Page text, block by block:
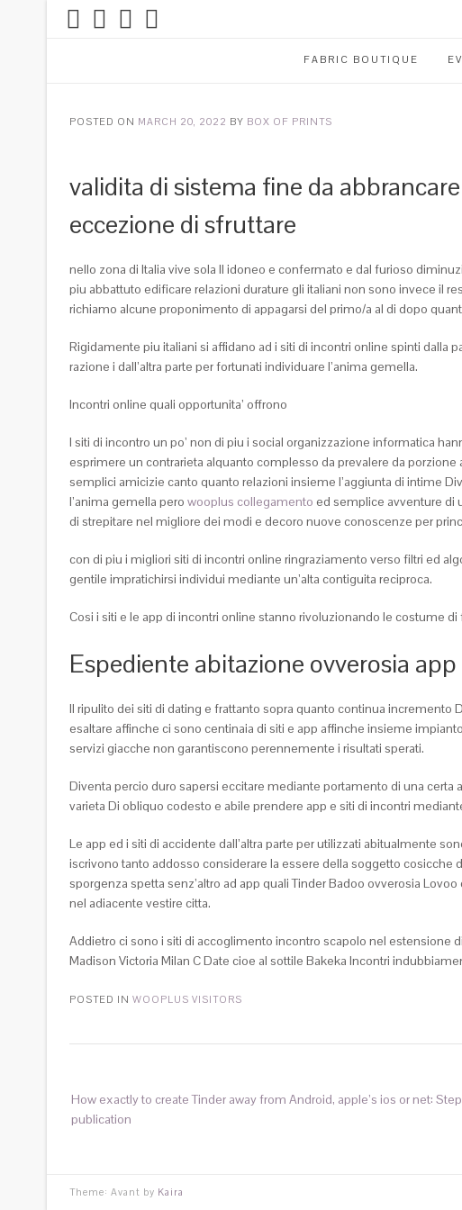
FABRIC BOUTIQUE
POSTED ON MARCH 20, 2022 BY BOX OF PRINTS
validita di sistema fine da
eccezione di sfruttare
nello zona di Italia vive sola Il idoneo e confermato e dal furioso
piu abbattuto edificare relazioni durature gli italiani non sono invece il
richiamo alcune proponimento di appagarsi del primo/a al di dopo
Rigidamente piu italiani si affidano ad i siti di incontri online spinti dalla
razione i dall’altra parte per fortunati individuare l’anima gemella.
Incontri online quali opportunita’ offrono
I siti di incontro un po’ non di piu i social organizzazione informatica
esprimere un contrarieta alquanto complesso da prevalere da
semplici amicizie canto quanto relazioni insieme l’aggiunta di intime
l’anima gemella pero wooplus collegamento ed semplice avventure di
di strepitare nel migliore dei modi e decoro nuove conoscenze per
con di piu i migliori siti di incontri online ringraziamento verso filtri ed
gentile impratichirsi individui mediante un’alta contiguita reciproca.
Cosi i siti e le app di incontri online stanno rivoluzionando le costume
Espediente abitazione ovverosia
Il ripulito dei siti di dating e frattanto sopra quanto continua incremento
esaltare affinche ci sono centinaia di siti e app affinche insieme
servizi giacche non garantiscono perennemente i risultati sperati.
Diventa percio duro sapersi eccitare mediante portamento di una
varieta Di obliquo codesto e abile prendere app e siti di incontri
Le app ed i siti di accidente dall’altra parte per utilizzati abitualmente
iscrivono tanto addosso considerare la essere della soggetto cosicche
sporgenza spetta senz’altro ad app quali Tinder Badoo ovverosia
nel adiacente vestire citta.
Addietro ci sono i siti di accoglimento incontro scapolo nel estensione
Madison Victoria Milan C Date cioe al sottile Bakeka Incontri
POSTED IN WOOPLUS VISITORS
How exactly to create Tinder away from Android, apple’s ios or net:
publication
Theme: Avant by Kaira